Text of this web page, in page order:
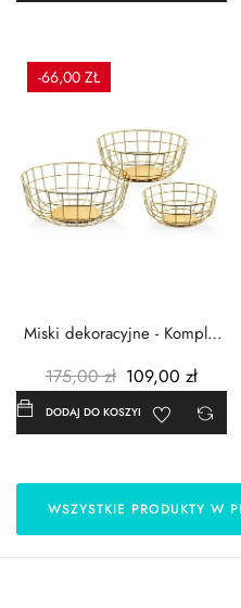
-66,00 ZŁ
Miski dekoracyjne - Komplet
175,00 zł 109,00 zł
DODAJ DO KOSZYKA
WSZYSTKIE PRODUKTY W